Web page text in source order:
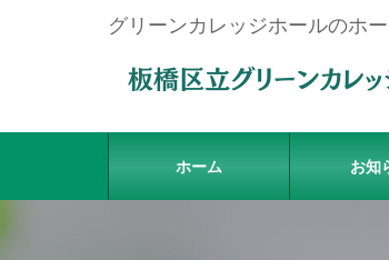
グリーンカレッジホールのホ
ホーム お知